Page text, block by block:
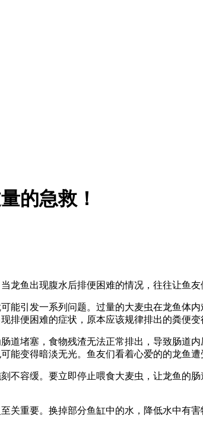
的急救！
鱼出现腹水后排便困难的情况，往往让鱼
能引发一系列问题。过量的大麦虫在龙鱼体
便困难的症状，原本应该规律排出的粪便变
道堵塞，食物残渣无法正常排出，导致肠道
变得暗淡无光。鱼友们看着心爱的的龙鱼
不容缓。要立即停止喂食大麦虫，让龙鱼的
关重要。换掉部分鱼缸中的水，降低水中有